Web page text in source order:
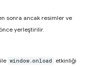
sonra ancak resimler ve
yerleştirilir.
window.onload
etkinliği